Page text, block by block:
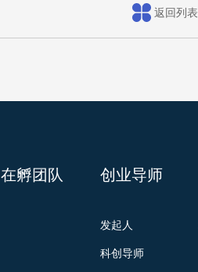
返回列表
在孵团队 创业导师
发起人
科创导师